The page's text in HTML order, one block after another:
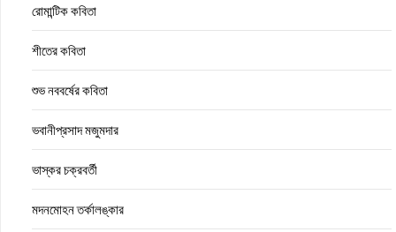
রোমান্টিক কবিতা
শীতের কবিতা
শুভ নববর্ষের কবিতা
ভবানীপ্রসাদ মজুমদার
ভাস্কর চক্রবর্তী
মদনমোহন তর্কালঙ্কার